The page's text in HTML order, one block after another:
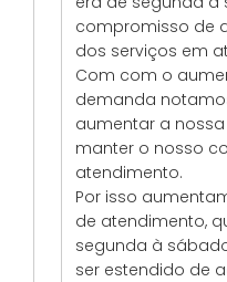
compromisso de
dos serviços em
Com com o
demanda
aumentar a
manter o nosso
atendimento.
Por isso
de atendimento,
segunda à
ser estendido de